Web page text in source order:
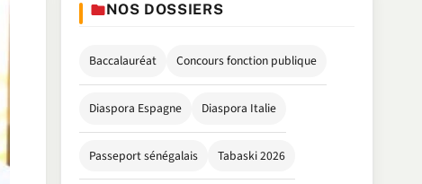
NOS DOSSIERS
Baccalauréat Concours fonction publique
Diaspora Espagne Diaspora Italie
Passeport sénégalais Tabaski 2026